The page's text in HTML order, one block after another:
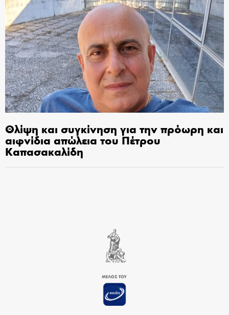
Θλίψη και συγκίνηση για την πρόωρη και
αιφνίδια απώλεια του Πέτρου
Καπασακαλίδη